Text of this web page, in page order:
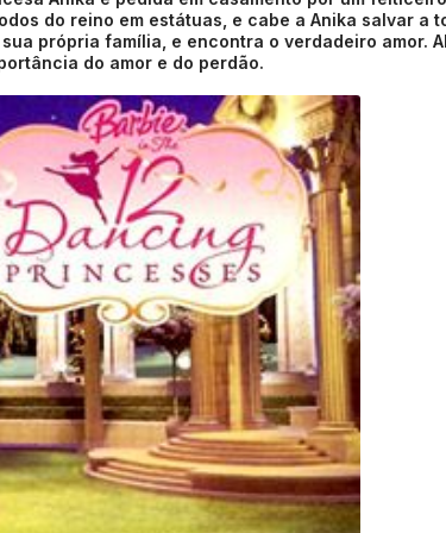
do reino em estátuas, e cabe a Anika salvar a
própria família, e encontra o verdadeiro amor.
do amor e do perdão.